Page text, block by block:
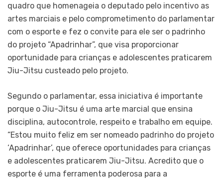
quadro que homenageia o deputado pelo incentivo as
artes marciais e pelo comprometimento do parlamentar
com o esporte e fez o convite para ele ser o padrinho
do projeto “Apadrinhar”, que visa proporcionar
oportunidade para crianças e adolescentes praticarem
Jiu-Jitsu custeado pelo projeto.
Segundo o parlamentar, essa iniciativa é importante
porque o Jiu-Jitsu é uma arte marcial que ensina
disciplina, autocontrole, respeito e trabalho em equipe.
“Estou muito feliz em ser nomeado padrinho do projeto
‘Apadrinhar’, que oferece oportunidades para crianças
e adolescentes praticarem Jiu-Jitsu. Acredito que o
esporte é uma ferramenta poderosa para a